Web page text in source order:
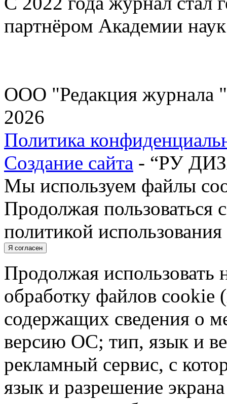
партнёром Академии
ООО "Редакция журнала
2026
Политика
Создание сайта - “РУ
Мы используем файлы
Продолжая пользоваться
политикой
Я согласен
Продолжая использовать
обработку файлов cookie
содержащих сведения о
версию ОС; тип, язык и
рекламный сервис, с
язык и разрешение